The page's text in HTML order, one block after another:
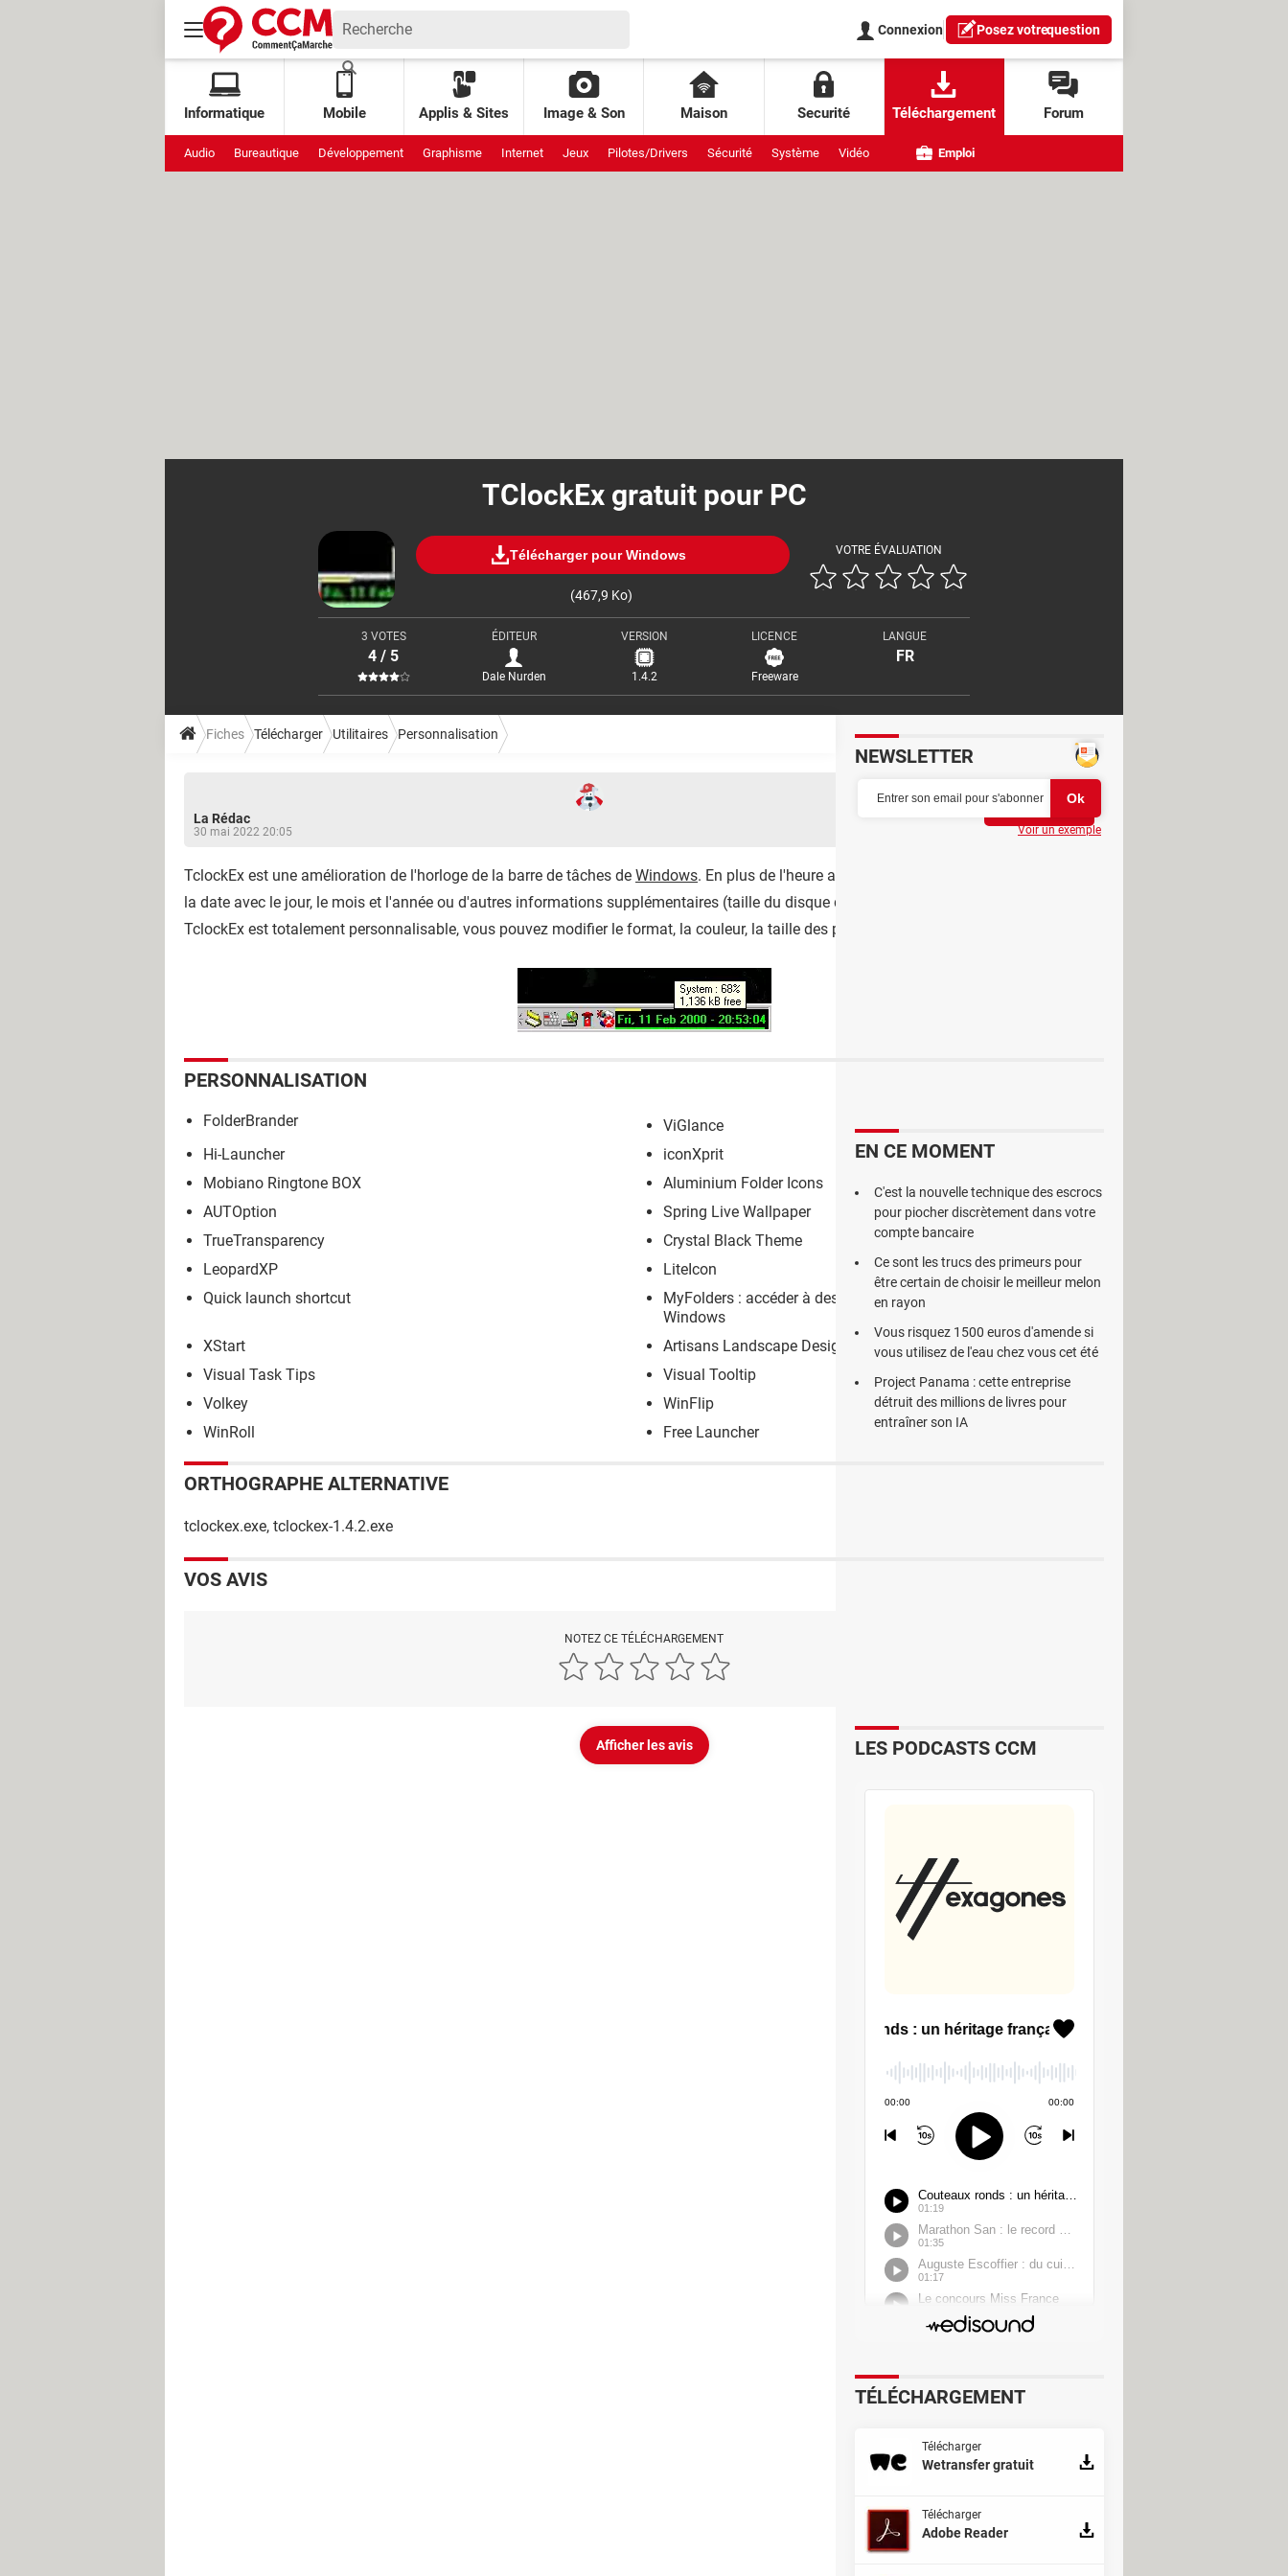
Connexion Posez votrequestion
Informatique Mobile Applis & Sites Image & Son Maison Securité Téléchargement Forum
Audio Bureautique Développement Graphisme Internet Jeux Pilotes/Drivers Sécurité Système Vidéo Emploi
TClockEx gratuit pour PC
Télécharger pour Windows
(467,9 Ko)
VOTRE ÉVALUATION
3 VOTES
4 / 5
ÉDITEUR
Dale Nurden
VERSION
1.4.2
LICENCE
Freeware
LANGUE
FR
Fiches Télécharger Utilitaires Personnalisation
La Rédac
30 mai 2022 20:05
TclockEx est une amélioration de l'horloge de la barre de tâches de Windows. En plus de l'heure affichée par défaut, vous pouvez ajouter
la date avec le jour, le mois et l'année ou d'autres informations supplémentaires (taille du disque disponible, la mémoire utilisée…).
TclockEx est totalement personnalisable, vous pouvez modifier le format, la couleur, la taille des polices utilisées pour l'affichage.
PERSONNALISATION
FolderBrander
ViGlance
Hi-Launcher
iconXprit
Mobiano Ringtone BOX
Aluminium Folder Icons
AUTOption
Spring Live Wallpaper
TrueTransparency
Crystal Black Theme
LeopardXP
LiteIcon
Quick launch shortcut
MyFolders : accéder à des dossiers via le menu contextuel de
Windows
XStart
Artisans Landscape Design Symbols B&W
Visual Task Tips
Visual Tooltip
Volkey
WinFlip
WinRoll
Free Launcher
ORTHOGRAPHE ALTERNATIVE
tclockex.exe, tclockex-1.4.2.exe
VOS AVIS
NOTEZ CE TÉLÉCHARGEMENT
Afficher les avis
NEWSLETTER
Voir un exemple
EN CE MOMENT
C'est la nouvelle technique des escrocs
pour piocher discrètement dans votre
compte bancaire
Ce sont les trucs des primeurs pour
être certain de choisir le meilleur melon
en rayon
Vous risquez 1500 euros d'amende si
vous utilisez de l'eau chez vous cet été
Project Panama : cette entreprise
détruit des millions de livres pour
entraîner son IA
LES PODCASTS CCM
TÉLÉCHARGEMENT
Télécharger
Wetransfer gratuit
Télécharger
Adobe Reader